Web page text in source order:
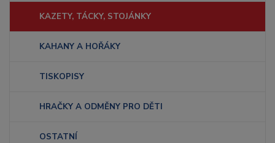
KAZETY, TÁCKY, STOJÁNKY
KAHANY A HOŘÁKY
TISKOPISY
HRAČKY A ODMĚNY PRO DĚTI
OSTATNÍ